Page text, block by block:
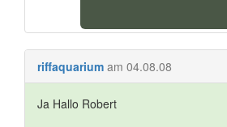
riffaquarium am 04.08.08
Ja Hallo Robert